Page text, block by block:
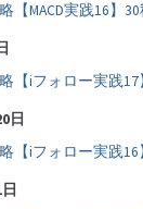
【MACD実践16】
日